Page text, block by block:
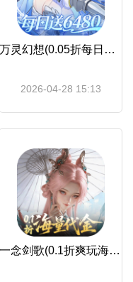
万灵幻想(0.05折每日送6480)
2026-04-28 15:13
一念剑歌(0.1折爽玩海量代金)